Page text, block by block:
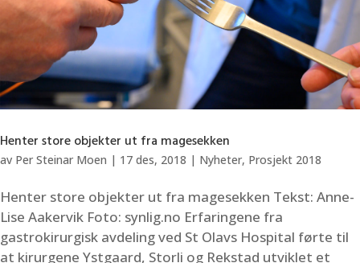
Henter store objekter ut fra magesekken
av Per Steinar Moen | 17 des, 2018 | Nyheter, Prosjekt 2018
Henter store objekter ut fra magesekken Tekst: Anne-
Lise Aakervik Foto: synlig.no Erfaringene fra
gastrokirurgisk avdeling ved St Olavs Hospital førte til
at kirurgene Ystgaard, Storli og Rekstad utviklet et